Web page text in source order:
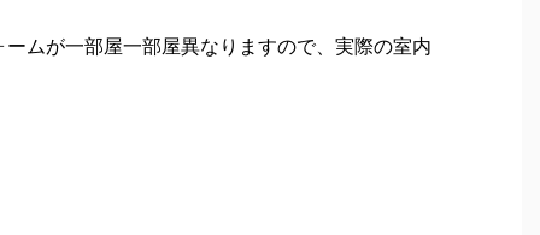
ムが一部屋一部屋異なりますので、実際の室内